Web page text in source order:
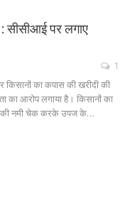
: सीसीआई पर लगाए
1
किसानों का कपास की खरीदी की
का आरोप लगाया है। किसानों का
की नमी चेक करके उपज के…